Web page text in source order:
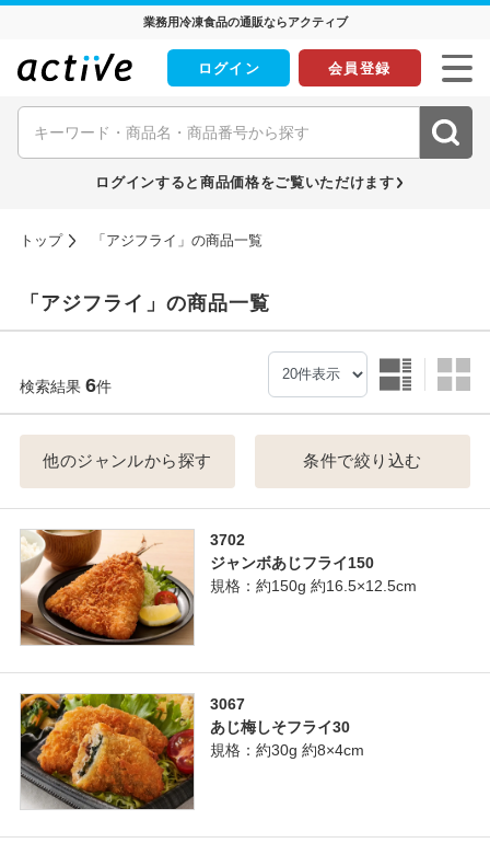
業務用冷凍食品の通販ならアクティブ
ログイン 会員登録
ログインすると商品価格をご覧いただけます
トップ 「アジフライ」の商品一覧
「アジフライ」の商品一覧
検索結果 6件
他のジャンルから探す 条件で絞り込む
3702
ジャンボあじフライ150
規格：約150g 約16.5×12.5cm
3067
あじ梅しそフライ30
規格：約30g 約8×4cm